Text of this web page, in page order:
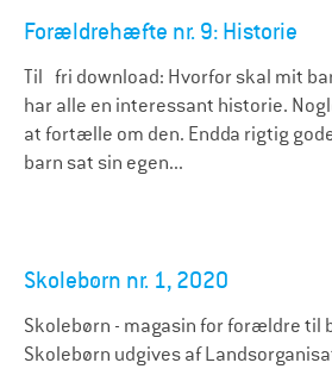
Forældrehæfte nr. 9: Historie
Til fri download: Hvorfor skal mit
har alle en interessant historie.
at fortælle om den. Endda rigtig
barn sat sin egen...
Skolebørn nr. 1, 2020
Skolebørn - magasin for forældre til
Skolebørn udgives af